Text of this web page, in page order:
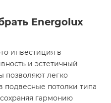
Energolux
инвестиция в
и эстетичный
позволяют легко
подвесные потолки типа
гармонию